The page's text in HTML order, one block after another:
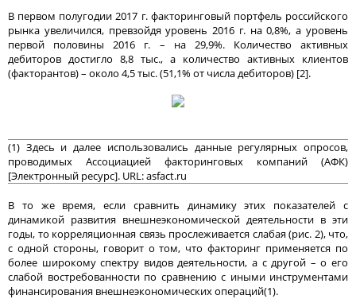
В первом полугодии 2017 г. факторинговый портфель российского
рынка увеличился, превзойдя уровень 2016 г. на 0,8%, а уровень
первой половины 2016 г. – на 29,9%. Количество активных
дебиторов достигло 8,8 тыс., а количество активных клиентов
(факторантов) – около 4,5 тыс. (51,1% от числа дебиторов) [2].
(1) Здесь и далее использовались данные регулярных опросов,
проводимых Ассоциацией факторинговых компаний (АФК)
[Электронный ресурс]. URL: asfact.ru
В то же время, если сравнить динамику этих показателей с
динамикой развития внешнеэкономической деятельности в эти
годы, то корреляционная связь прослеживается слабая (рис. 2), что,
с одной стороны, говорит о том, что факторинг применяется по
более широкому спектру видов деятельности, а с другой – о его
слабой востребованности по сравнению с иными инструментами
финансирования внешнеэкономических операций(1).